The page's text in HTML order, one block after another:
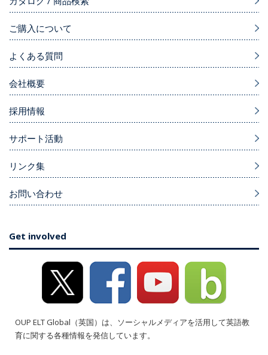
ご購入について
よくある質問
会社概要
採用情報
サポート活動
リンク集
お問い合わせ
Get involved
OUP ELT Global（英国）は、ソーシャルメディアを活用して英語教
育に関する各種情報を発信しています。